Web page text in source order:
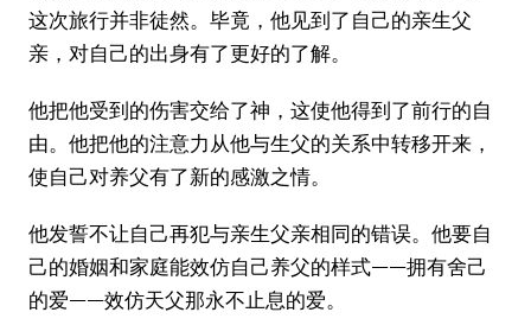
这次旅行并非徒然。毕竟，他见到了自己的亲生父
亲，对自己的出身有了更好的了解。
他把他受到的伤害交给了神，这使他得到了前行的自
由。他把他的注意力从他与生父的关系中转移开来，
使自己对养父有了新的感激之情。
他发誓不让自己再犯与亲生父亲相同的错误。他要自
己的婚姻和家庭能效仿自己养父的样式——拥有舍己
的爱——效仿天父那永不止息的爱。